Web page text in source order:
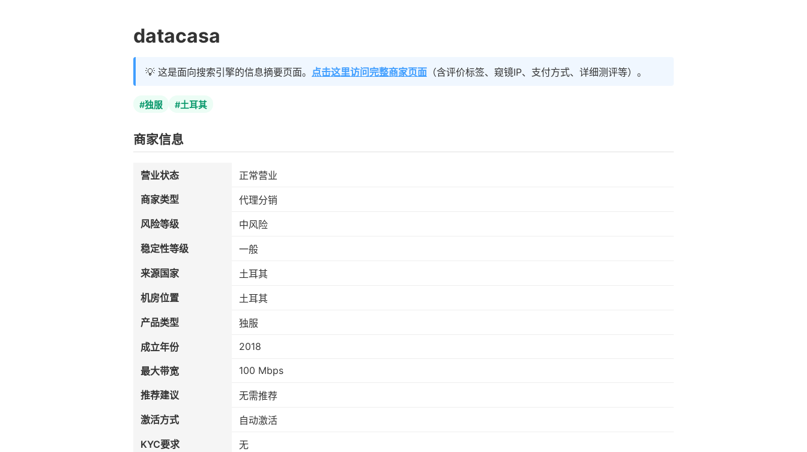
datacasa
💡 这是面向搜索引擎的信息摘要页面。 点击这里访问完整商家页面 （含评价标签、窥镜IP、支付方式、详细测评等）。
#独服 #土耳其
商家信息
营业状态
正常营业
商家类型
代理分销
风险等级
中风险
稳定性等级
一般
来源国家
土耳其
机房位置
土耳其
产品类型
独服
成立年份
2018
最大带宽 100 Mbps
推荐建议
无需推荐
激活方式
自动激活
KYC要求
无